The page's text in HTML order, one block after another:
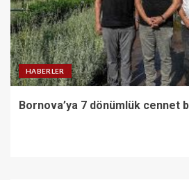
HABERLER
Bornova’ya 7 dönümlük cennet